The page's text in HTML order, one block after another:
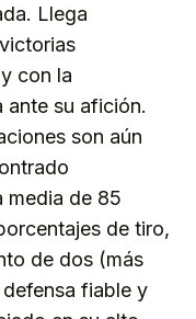
Llega
con la
ante su afición.
son aún
media de 85
de tiro,
de dos (más
fiable y